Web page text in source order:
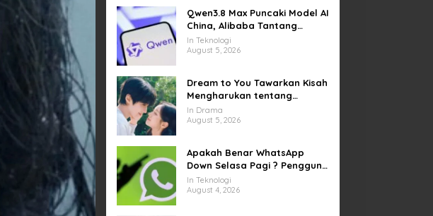
Qwen3.8 Max Puncaki Model AI
China, Alibaba Tantang
Pemain Global
In Teknologi
August 5, 2026
Dream to You Tawarkan Kisah
Mengharukan tentang
Perjuangan Meraih Mimpi
yang Sempat Tertunda
In Drama
August 5, 2026
Apakah Benar WhatsApp
Down Selasa Pagi ? Pengguna
Kesulitan Kirim Gambar dan
Video di Sejumlah Wilayah
In Teknologi
August 4, 2026